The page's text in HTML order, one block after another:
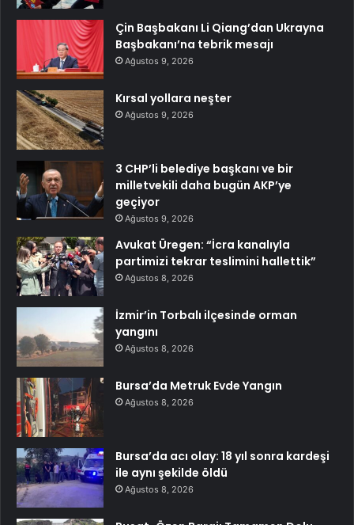
Çin Başbakanı Li Qiang’dan Ukrayna
Başbakanı’na tebrik mesajı
Ağustos 9, 2026
Kırsal yollara neşter
Ağustos 9, 2026
3 CHP’li belediye başkanı ve bir
milletvekili daha bugün AKP’ye
geçiyor
Ağustos 9, 2026
Avukat Üregen: “İcra kanalıyla
partimizi tekrar teslimini hallettik”
Ağustos 8, 2026
İzmir’in Torbalı ilçesinde orman
yangını
Ağustos 8, 2026
Bursa’da Metruk Evde Yangın
Ağustos 8, 2026
Bursa’da acı olay: 18 yıl sonra kardeşi
ile aynı şekilde öldü
Ağustos 8, 2026